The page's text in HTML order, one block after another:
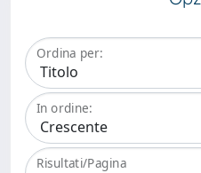
Ordina per:
In ordine:
Risultati/Pagina